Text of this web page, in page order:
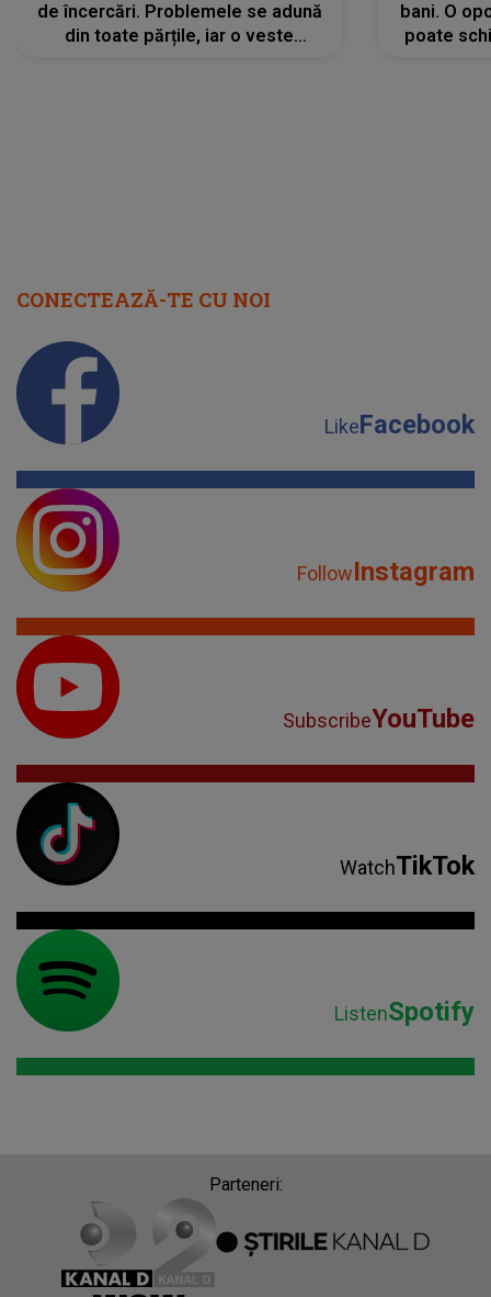
de încercări. Problemele se adună
din toate părțile, iar o veste
bani. O
poate
CONECTEAZĂ-TE CU NOI
LikeFacebook
FollowInstagram
SubscribeYouTube
WatchTikTok
ListenSpotify
Parteneri: